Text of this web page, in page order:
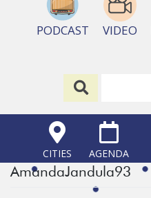
PODCAST VIDEO
CITIES AGENDA
AmandaJandula93